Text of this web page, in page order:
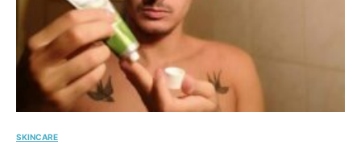
SKINCARE